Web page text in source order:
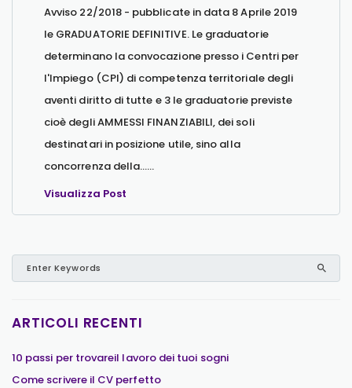
Avviso 22/2018 - pubblicate in data 8 Aprile 2019
le GRADUATORIE DEFINITIVE. Le graduatorie
determinano la convocazione presso i Centri per
l'Impiego (CPI) di competenza territoriale degli
aventi diritto di tutte e 3 le graduatorie previste
cioè degli AMMESSI FINANZIABILI, dei soli
destinatari in posizione utile, sino alla
concorrenza della…...
Visualizza Post
ARTICOLI RECENTI
10 passi per trovareil lavoro dei tuoi sogni
Come scrivere il CV perfetto